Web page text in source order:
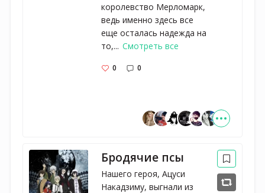
королевство Мерломарк,
ведь именно здесь все
еще осталась надежда на
то,... Смотреть все
0 0
Бродячие псы
Нашего героя, Ацуси
Накадзиму, выгнали из